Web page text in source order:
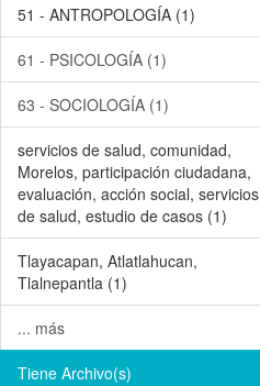
51 - ANTROPOLOGÍA (1)
61 - PSICOLOGÍA (1)
63 - SOCIOLOGÍA (1)
servicios de salud, comunidad,
Morelos, participación ciudadana,
evaluación, acción social, servicios
de salud, estudio de casos (1)
Tlayacapan, Atlatlahucan,
Tlalnepantla (1)
... más
Tiene Archivo(s)